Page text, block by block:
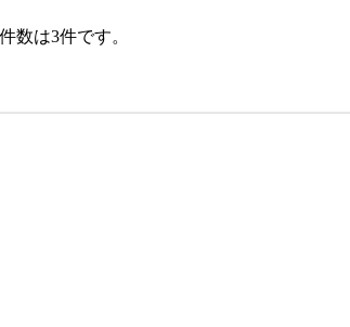
数は3件です。